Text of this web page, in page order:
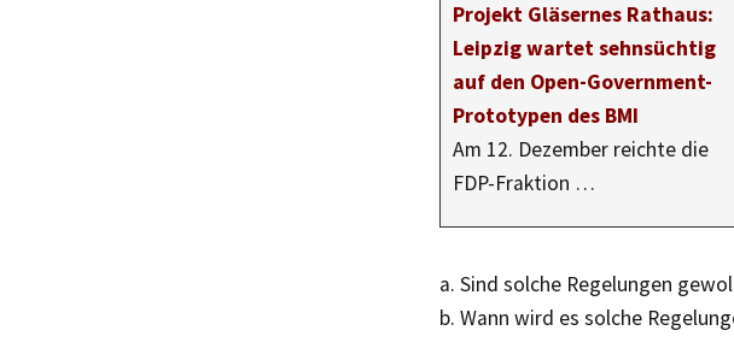
Projekt Gläsernes Rathaus:
Leipzig wartet sehnsüchtig
auf den Open-Government-
Prototypen des BMI
Am 12. Dezember reichte die
FDP-Fraktion …
a. Sind solche Regelungen
b. Wann wird es solche